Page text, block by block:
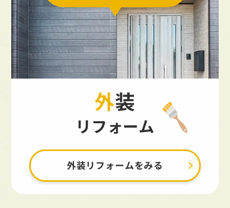
外装
リフォーム
外装リフォームをみる